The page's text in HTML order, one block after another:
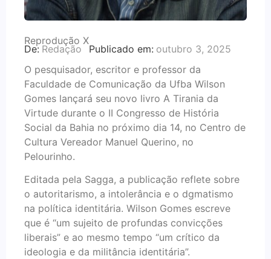
Reprodução X
De: Redação Publicado em: outubro 3, 2025
O pesquisador, escritor e professor da
Faculdade de Comunicação da Ufba Wilson
Gomes lançará seu novo livro A Tirania da
Virtude durante o II Congresso de História
Social da Bahia no próximo dia 14, no Centro de
Cultura Vereador Manuel Querino, no
Pelourinho.
Editada pela Sagga, a publicação reflete sobre
o autoritarismo, a intolerância e o dgmatismo
na política identitária. Wilson Gomes escreve
que é “um sujeito de profundas convicções
liberais” e ao mesmo tempo “um crítico da
ideologia e da militância identitária”.